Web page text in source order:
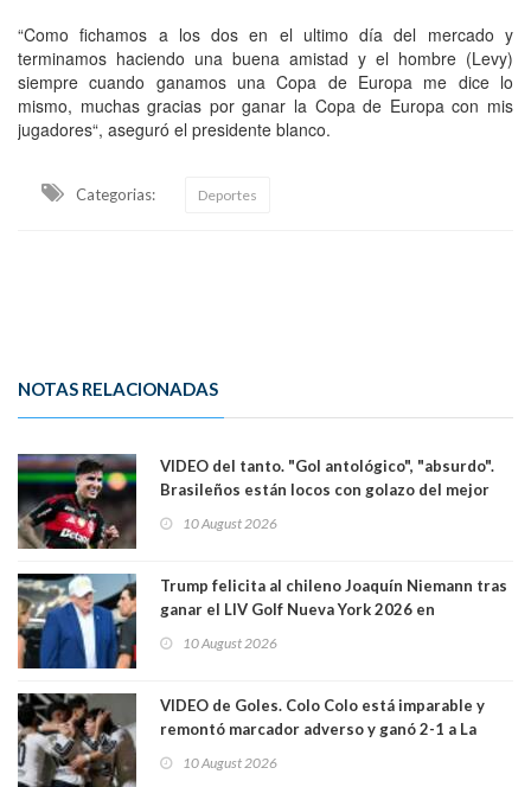
“Como fichamos a los dos en el ultimo día del mercado y
terminamos haciendo una buena amistad y el hombre (Levy)
siempre cuando ganamos una Copa de Europa me dice lo
mismo, muchas gracias por ganar la Copa de Europa con mis
jugadores“, aseguró el presidente blanco.
Categorias: Deportes
NOTAS RELACIONADAS
VIDEO del tanto. "Gol antológico", "absurdo".
Brasileños están locos con golazo del mejor
Erick Pulgar
10 August 2026
Trump felicita al chileno Joaquín Niemann tras
ganar el LIV Golf Nueva York 2026 en
10 August 2026
VIDEO de Goles. Colo Colo está imparable y
remontó marcador adverso y ganó 2-1 a La
Palestino también 2-1. VIDEOS
10 August 2026